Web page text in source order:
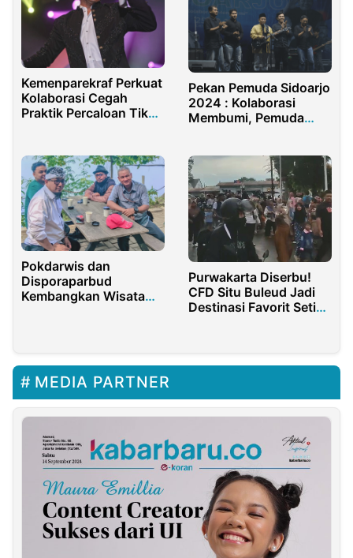
Kemenparekraf Perkuat
Kolaborasi Cegah
Praktik Percaloan Tiket
Pekan Pemuda Sidoarjo
2024 : Kolaborasi
Membumi, Pemuda
Pokdarwis dan
Disporaparbud
Kembangkan Wisata
Purwakarta Diserbu!
CFD Situ Buleud Jadi
Destinasi Favorit Setiap
MEDIA PARTNER